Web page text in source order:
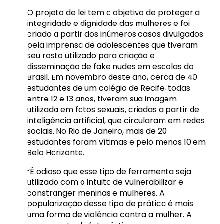
O projeto de lei tem o objetivo de proteger a
integridade e dignidade das mulheres e foi
criado a partir dos inúmeros casos divulgados
pela imprensa de adolescentes que tiveram
seu rosto utilizado para criação e
disseminação de fake nudes em escolas do
Brasil. Em novembro deste ano, cerca de 40
estudantes de um colégio de Recife, todas
entre 12 e 13 anos, tiveram sua imagem
utilizada em fotos sexuais, criadas a partir de
inteligência artificial, que circularam em redes
sociais. No Rio de Janeiro, mais de 20
estudantes foram vítimas e pelo menos 10 em
Belo Horizonte.
“É odioso que esse tipo de ferramenta seja
utilizado com o intuito de vulnerabilizar e
constranger meninas e mulheres. A
popularização desse tipo de prática é mais
uma forma de violência contra a mulher. A